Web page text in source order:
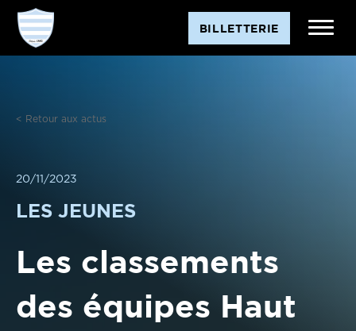
Aller
contenu
BILLETTERIE
< Retour aux actus
20/11/2023
LES JEUNES
Les classements
des équipes Haut